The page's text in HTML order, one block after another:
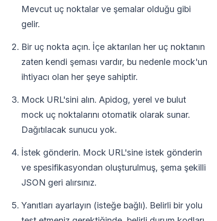
Mevcut uç noktalar ve şemalar olduğu gibi
gelir.
Bir uç nokta açın. İçe aktarılan her uç noktanın
zaten kendi şeması vardır, bu nedenle mock'un
ihtiyacı olan her şeye sahiptir.
Mock URL'sini alın. Apidog, yerel ve bulut
mock uç noktalarını otomatik olarak sunar.
Dağıtılacak sunucu yok.
İstek gönderin. Mock URL'sine istek gönderin
ve spesifikasyondan oluşturulmuş, şema şekilli
JSON geri alırsınız.
Yanıtları ayarlayın (isteğe bağlı). Belirli bir yolu